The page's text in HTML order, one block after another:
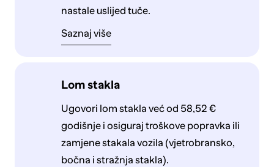
nastale uslijed tuče.
Saznaj više
Lom stakla
Ugovori lom stakla već od 58,52 €
godišnje i osiguraj troškove popravka ili
zamjene stakala vozila (vjetrobransko,
bočna i stražnja stakla).